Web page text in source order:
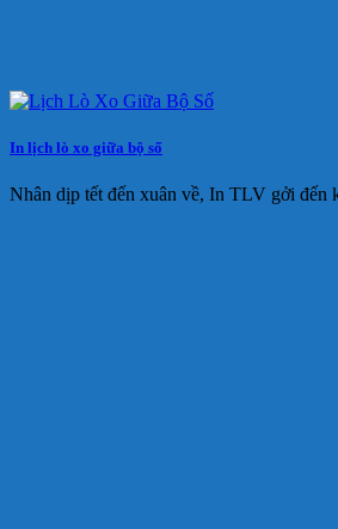
In lịch lò xo giữa bộ số
Nhân dịp tết đến xuân về, In TLV gởi đến